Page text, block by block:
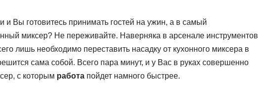
и Вы готовитесь принимать гостей на ужин, а в самый
миксер? Не переживайте. Наверняка в арсенале инструментов
лишь необходимо переставить насадку от кухонного миксера в
сама собой. Всего пара минут, и у Вас в руках совершенно
с которым работапойдет намного быстрее.